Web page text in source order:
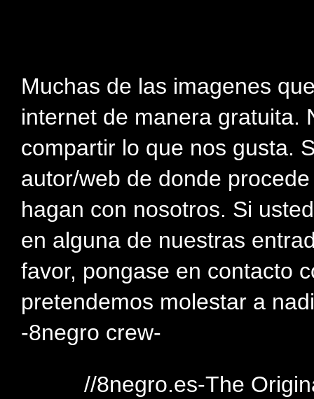
Muchas de las imagenes
internet de manera gratuita.
compartir lo que nos gusta.
autor/web de donde
hagan con nosotros. Si
en alguna de nuestras
favor, pongase en contacto
pretendemos molestar a
-8negro crew-
//8negro.es-The